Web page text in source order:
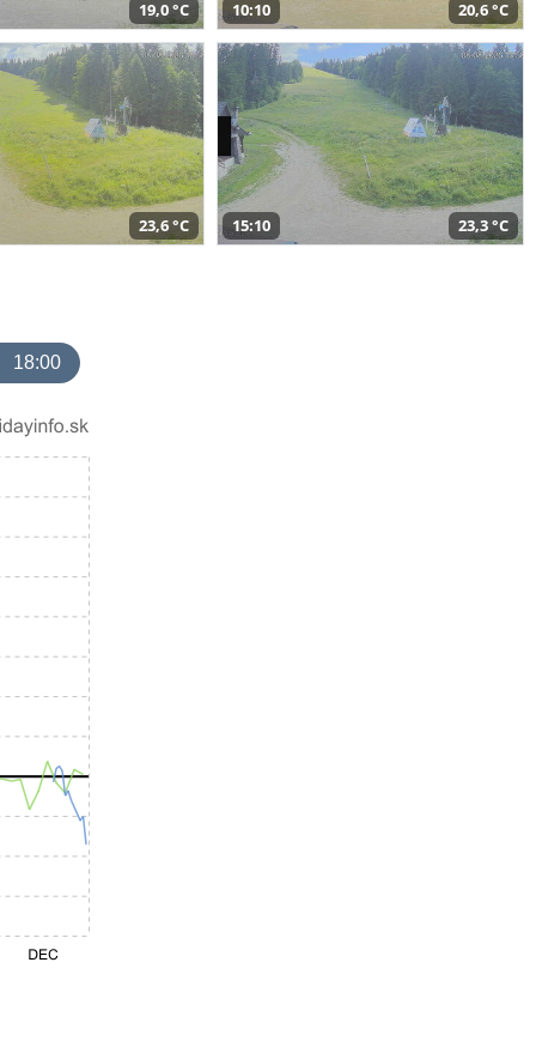
19,0 °C 10:10 20,6 °C
23,6 °C 15:10 23,3 °C
18:00